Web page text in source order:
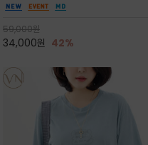
키 컬러 위에 빈티지한 크랙 효과의 레트로 감성
완성
59,000원
34,000원 42%